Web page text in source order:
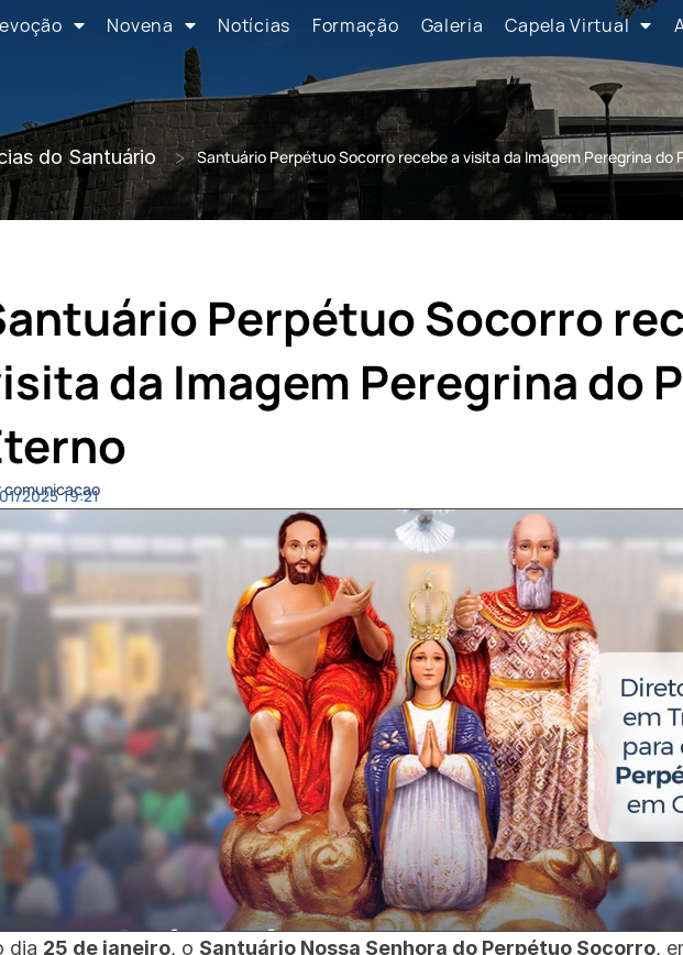
Novena Notícias Formação Galeria Capela Virtual
do Santuário > Santuário Perpétuo Socorro recebe a visita da Imagem Peregrina do
Perpétuo Socorro
da Imagem Peregrina do
comunicacao
2025 19:21
dia 25 de janeiro, o Santuário Nossa Senhora do Perpétuo Socorro,